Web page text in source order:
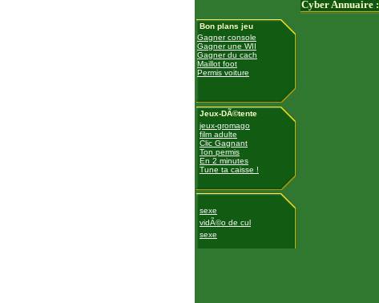
Bon plans jeu
Gagner console
Gagner une WII
Gagner du cach
Maillot foot
Permis voiture
Jeux-DÃ©tente
jeux-gromago
film adulte
Clic Gagnant
Ton permis
En 2 minutes
Tune ta caisse !
sexe
vidÃ©o de cul
sexe
Cyber Annuaire :